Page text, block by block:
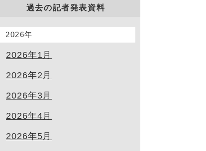
過去の記者発表資料
2026年
2026年1月
2026年2月
2026年3月
2026年4月
2026年5月